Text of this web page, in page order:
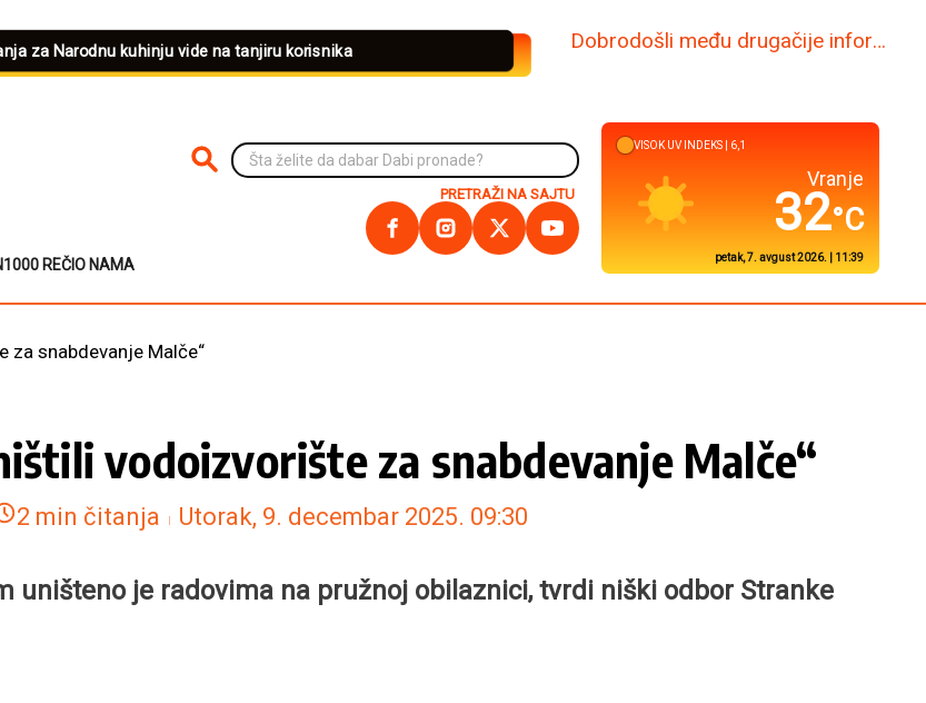
za Narodnu kuhinju vide na tanjiru korisnika www.dabi.rs
1000 REČIO NAMA
PRETRAŽI NA SAJTU
PRETRAŽI NA SAJTU
VISOKUV INDEKS | 6,6
Kuršumlija
32°C
petak, 7. avgust 2026. | 11:39
za snabdevanje Malče“
vodoizvorište za snabdevanje Malče“
2 min čitanja Utorak, 9. decembar 2025. 09:30
uništeno je radovima na pružnoj obilaznici, tvrdi niški odbor Stranke